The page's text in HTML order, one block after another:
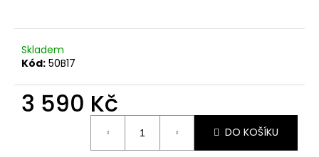
Skladem
Kód: 50B17
3 590 Kč
DO KOŠÍKU
j
?